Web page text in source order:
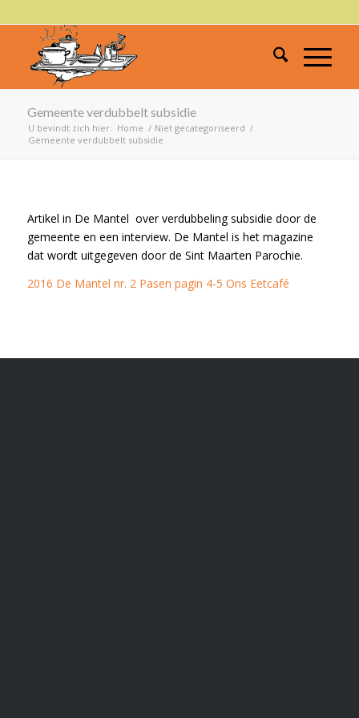
Gemeente verdubbelt subsidie
U bevindt zich hier: Home / Niet gecategoriseerd /
Gemeente verdubbelt subsidie
Artikel in De Mantel over verdubbeling subsidie door de
gemeente en een interview. De Mantel is het magazine
dat wordt uitgegeven door de Sint Maarten Parochie.
2016 De Mantel nr. 2 Pasen pagin 4-5 Ons Eetcafé